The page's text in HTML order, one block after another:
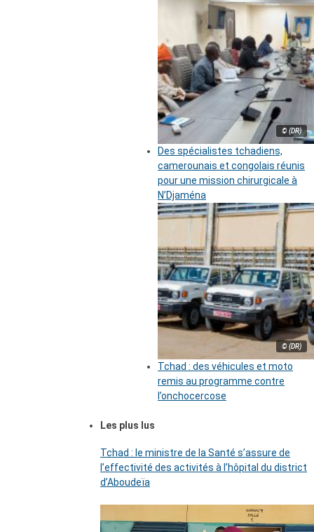
© (DR)
Des spécialistes tchadiens,
camerounais et congolais réunis
pour une mission chirurgicale à
N’Djaména
© (DR)
Tchad : des véhicules et moto
remis au programme contre
l’onchocercose
Les plus lus
Tchad : le ministre de la Santé s’assure de
l’effectivité des activités à l’hôpital du district
d’Aboudeïa